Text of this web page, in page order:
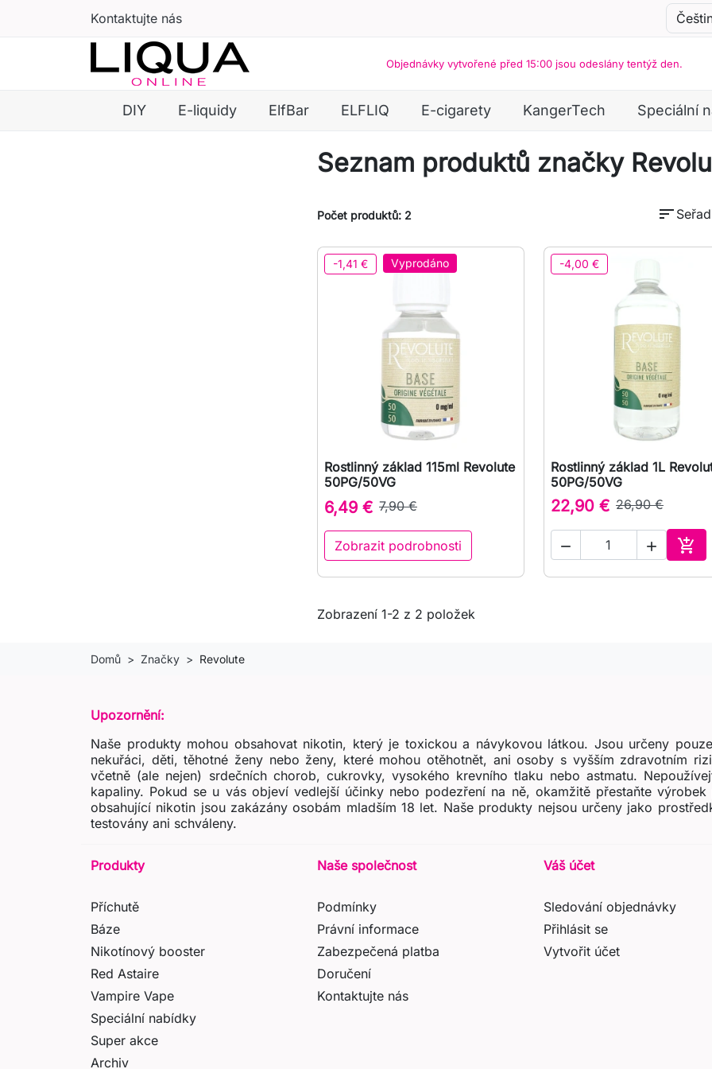
Kontaktujte nás
Objednávky vytvořené před 15:00 jsou odeslány tentýž den.
DIY E-liquidy ElfBar ELFLIQ E-cigarety KangerTech Speciální
Seznam produktů značky
Počet produktů: 2 sort
-1,41 € Vyprodáno
 Rychlý náhled
Rostlinný základ 115ml Revolute
50PG/50VG
6,49 € 7,90 €
Zobrazit podrobnosti
-4,00 €
 Rychlý náhled
Rostlinný základ 1L
50PG/50VG
22,90 € 26,90 €
  
Zobrazení 1-2 z 2 položek
Domů Značky Revolute
Upozornění:
Naše produkty mohou obsahovat nikotin, který je toxickou a návykovou látkou. Jsou určeny
nekuřáci, děti, těhotné ženy nebo ženy, které mohou otěhotnět, ani osoby s vyšším zdravotním
včetně (ale nejen) srdečních chorob, cukrovky, vysokého krevního tlaku nebo astmatu.
kapaliny. Pokud se u vás objeví vedlejší účinky nebo podezření na ně, okamžitě přestaňte
obsahující nikotin jsou zakázány osobám mladším 18 let. Naše produkty nejsou určeny jako
testovány ani schváleny.
Produkty
Příchutě
Báze
Nikotínový booster
Red Astaire
Vampire Vape
Speciální nabídky
Super akce
Archiv
Naše společnost
Podmínky
Právní informace
Zabezpečená platba
Doručení
Kontaktujte nás
Váš účet
Sledování objednávky
Přihlásit se
Vytvořit účet